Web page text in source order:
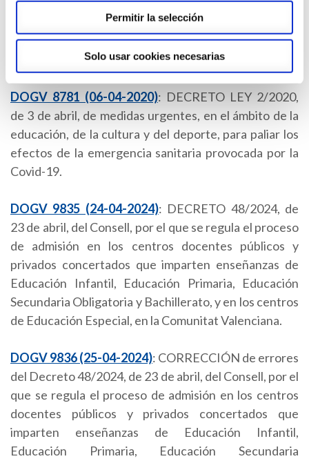
Permitir la selección
Solo usar cookies necesarias
docente en los niveles no universitarios regulados por
la Ley Orgánica 2/2006, de 3 de mayo, de Educación,
en los centros docentes no universitarios de la
Comunitat Valenciana.
DOGV 8781 (06-04-2020): DECRETO LEY 2/2020,
de 3 de abril, de medidas urgentes, en el ámbito de la
educación, de la cultura y del deporte, para paliar los
efectos de la emergencia sanitaria provocada por la
Covid-19.
DOGV 9835 (24-04-2024): DECRETO 48/2024, de
23 de abril, del Consell, por el que se regula el proceso
de admisión en los centros docentes públicos y
privados concertados que imparten enseñanzas de
Educación Infantil, Educación Primaria, Educación
Secundaria Obligatoria y Bachillerato, y en los centros
de Educación Especial, en la Comunitat Valenciana.
DOGV 9836 (25-04-2024): CORRECCIÓN de errores
del Decreto 48/2024, de 23 de abril, del Consell, por el
que se regula el proceso de admisión en los centros
docentes públicos y privados concertados que
imparten enseñanzas de Educación Infantil,
Educación Primaria, Educación Secundaria